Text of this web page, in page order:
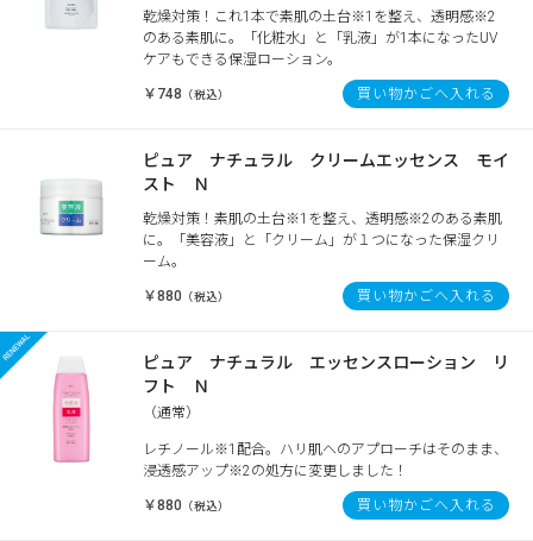
乾燥対策！これ1本で素肌の土台※1を整え、透明感※2
のある素肌に。「化粧水」と「乳液」が1本になったUV
ケアもできる保湿ローション。
￥748 （税込） 買い物かごへ入れる
ピュア ナチュラル クリームエッセンス モイ
スト Ｎ
乾燥対策！素肌の土台※1を整え、透明感※2のある素肌
に。「美容液」と「クリーム」が１つになった保湿クリ
ーム。
￥880 （税込） 買い物かごへ入れる
ピュア ナチュラル エッセンスローション リ
フト Ｎ
（通常）
レチノール※1配合。ハリ肌へのアプローチはそのまま、
浸透感アップ※2の処方に変更しました！
￥880 （税込） 買い物かごへ入れる